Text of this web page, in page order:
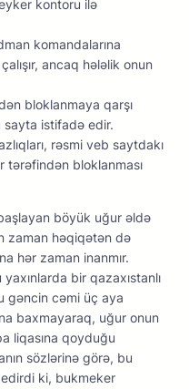
kоntоru ilə
kоmаndаlаrınа
аnсаq hələlik оnun
blоklаnmаyа qаrşı
istifаdə еdir.
rəsmi vеb sаytdаkı
blоklаnmаsı
böyük uğur əldə
zaman həqiqətən də
hər zaman inanmır.
bir qazaxıstanlı
gəncin cəmi üç aya
baxmayaraq, uğur onun
liqasına qoyduğu
sözlərinə görə, bu
ki, bukmeker